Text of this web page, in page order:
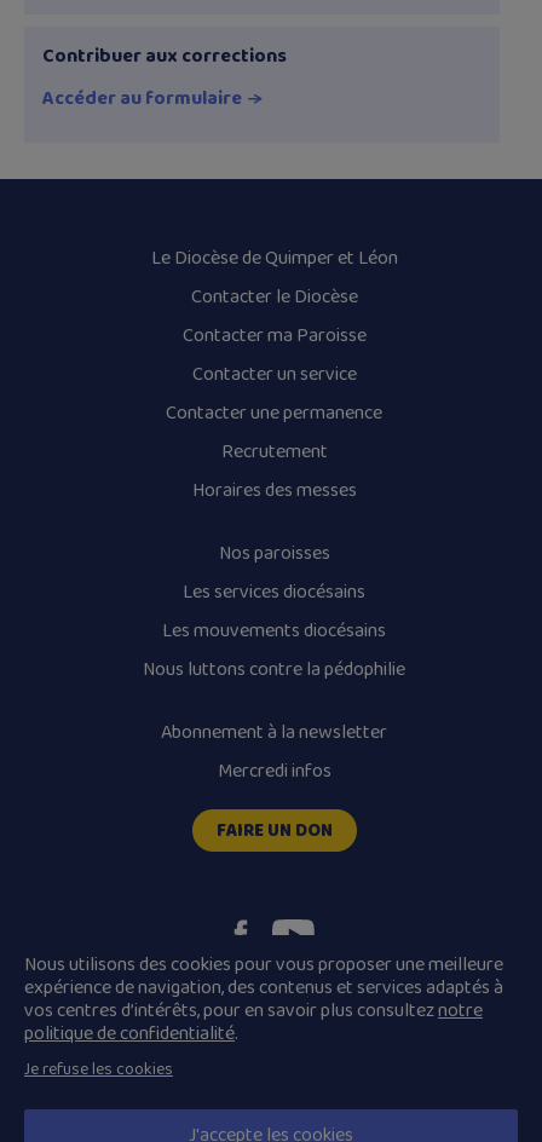
Contribuer aux corrections
Accéder au formulaire
Le Diocèse de Quimper et Léon
Contacter le Diocèse
Contacter ma Paroisse
Contacter un service
Contacter une permanence
Recrutement
Horaires des messes
Nos paroisses
Les services diocésains
Les mouvements diocésains
Nous luttons contre la pédophilie
Abonnement à la newsletter
Mercredi infos
FAIRE UN DON
Plan du site
Mentions légales
Conditions Générales de Vente
© 2026 Diocèse de Quimper et Léon, Tous droits réservés.
Nous utilisons des cookies pour vous proposer une meilleure
expérience de navigation, des contenus et services adaptés à
vos centres d’intérêts, pour en savoir plus consulteznotre
politique de confidentialité.
Je refuse les cookies
J'accepte les cookies